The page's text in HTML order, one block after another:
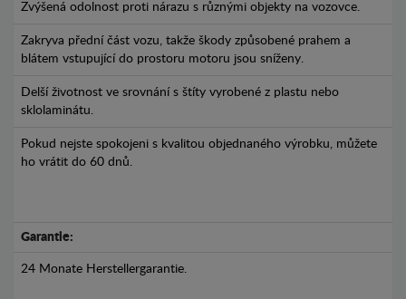
Zvýšená odolnost proti nárazu s různými objekty na vozovce.
Zakryva přední část vozu, takže škody způsobené prahem a
blátem vstupující do prostoru motoru jsou sníženy.
Delší životnost ve srovnání s štíty vyrobené z plastu nebo
sklolaminátu.
Pokud nejste spokojeni s kvalitou objednaného výrobku, můžete
ho vrátit do 60 dnů.
Garantie:
24 Monate Herstellergarantie.